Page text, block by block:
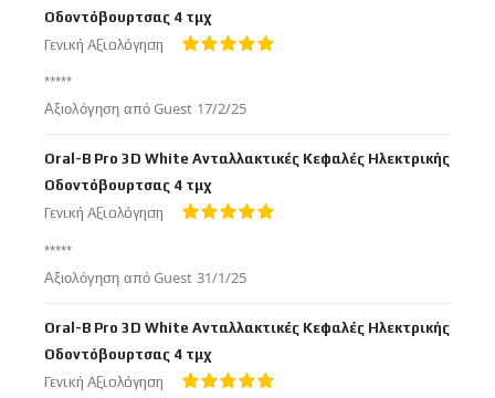
Οδοντόβουρτσας 4 τμχ
Γενική Αξιολόγηση
*****
Αξιολόγηση απόGuest Δημοσιεύτηκε
στις
17/2/25
Oral-B Pro 3D White Ανταλλακτικές Κεφαλές Ηλεκτρικής
Οδοντόβουρτσας 4 τμχ
Γενική Αξιολόγηση
*****
Αξιολόγηση απόGuest Δημοσιεύτηκε
στις
31/1/25
Oral-B Pro 3D White Ανταλλακτικές Κεφαλές Ηλεκτρικής
Οδοντόβουρτσας 4 τμχ
Γενική Αξιολόγηση